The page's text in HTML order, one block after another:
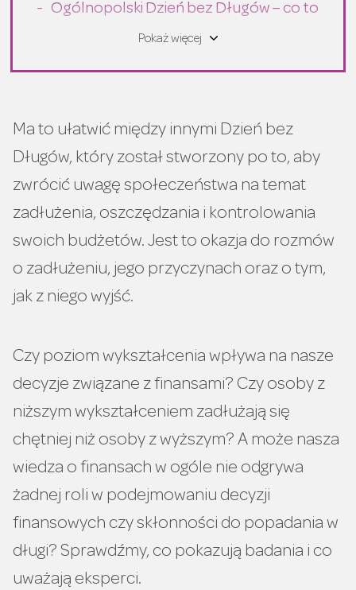
Ogólnopolski Dzień bez Długów – co to
Pokaż więcej
Ma to ułatwić między innymi Dzień bez
Długów, który został stworzony po to, aby
zwrócić uwagę społeczeństwa na temat
zadłużenia, oszczędzania i kontrolowania
swoich budżetów. Jest to okazja do rozmów
o zadłużeniu, jego przyczynach oraz o tym,
jak z niego wyjść.
Czy poziom wykształcenia wpływa na nasze
decyzje związane z finansami? Czy osoby z
niższym wykształceniem zadłużają się
chętniej niż osoby z wyższym? A może nasza
wiedza o finansach w ogóle nie odgrywa
żadnej roli w podejmowaniu decyzji
finansowych czy skłonności do popadania w
długi? Sprawdźmy, co pokazują badania i co
uważają eksperci.